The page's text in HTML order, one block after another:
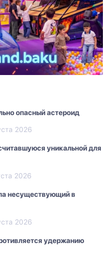
опасный астероид
2026
уникальной для
2026
несуществующий в
2026
удержанию